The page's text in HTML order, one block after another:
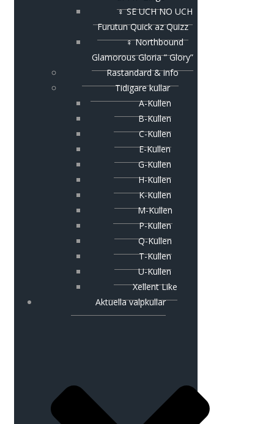
♀ SE UCH NO UCH
Furutun Quick az Quizz
♀ Northbound
Glamorous Gloria ” Glory”
Rastandard & info
Tidigare kullar
A-Kullen
B-Kullen
C-Kullen
E-Kullen
G-Kullen
H-Kullen
K-Kullen
M-Kullen
P-Kullen
Q-Kullen
T-Kullen
U-Kullen
Xellent Like
Aktuella valpkullar